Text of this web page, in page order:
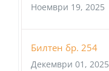
Ноември 19, 2025
Билтен бр. 254
Декември 01, 2025